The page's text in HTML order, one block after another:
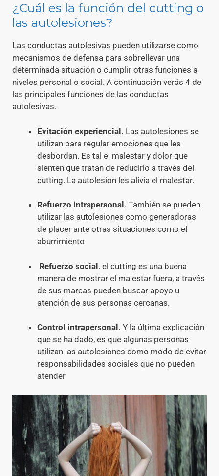
¿Cuál es la función del cutting o
las autolesiones?
Las conductas autolesivas pueden utilizarse como
mecanismos de defensa para sobrellevar una
determinada situación o cumplir otras funciones a
niveles personal o social. A continuación verás 4 de
las principales funciones de las conductas
autolesivas.
Evitación experiencial. Las autolesiones se
utilizan para regular emociones que les
desbordan. Es tal el malestar y dolor que
sienten que tratan de reducirlo a través del
cutting. La autolesion les alivia el malestar.
Refuerzo intrapersonal. También se pueden
utilizar las autolesiones como generadoras
de placer ante otras situaciones como el
aburrimiento
Refuerzo social. el cutting es una buena
manera de mostrar el malestar fuera, a través
de sus marcas pueden buscar apoyo u
atención de sus personas cercanas.
Control intrapersonal. Y la última explicación
que se ha dado, es que algunas personas
utilizan las autolesiones como modo de evitar
responsabilidades sociales que no pueden
atender.